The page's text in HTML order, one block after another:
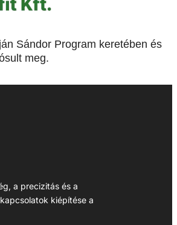
Sándor Program keretében és
meg.
a precizitás és a
kiépítése a